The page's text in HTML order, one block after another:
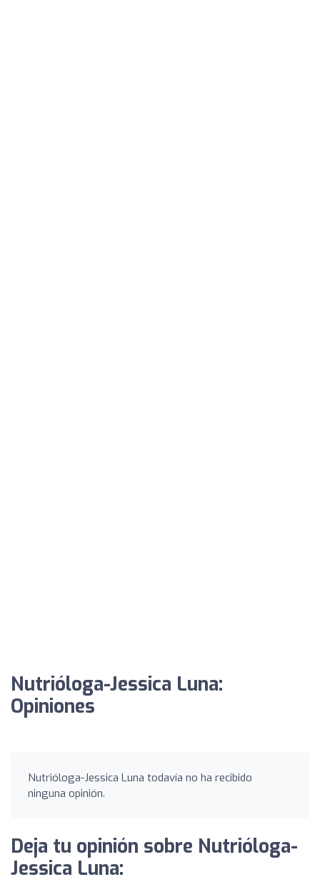
Nutrióloga-Jessica Luna:
Opiniones
Nutrióloga-Jessica Luna todavía no ha recibido
ninguna opinión.
Deja tu opinión sobre Nutrióloga-
Jessica Luna: